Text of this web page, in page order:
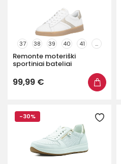
37 38 39 40 41 ...
Remonte moteriški
sportiniai bateliai
99,99 €
-30%